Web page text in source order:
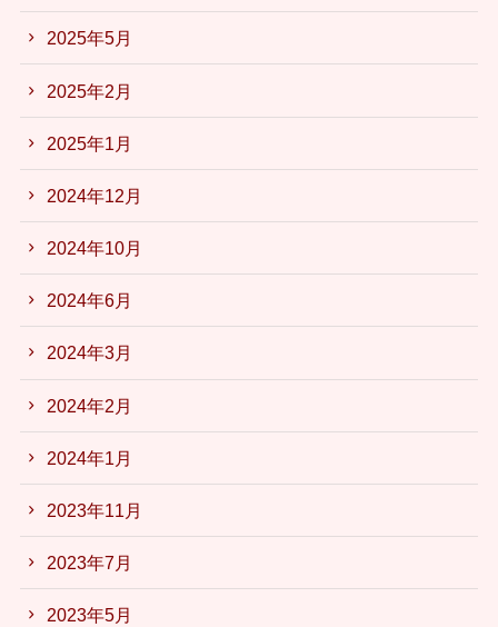
2025年5月
2025年2月
2025年1月
2024年12月
2024年10月
2024年6月
2024年3月
2024年2月
2024年1月
2023年11月
2023年7月
2023年5月